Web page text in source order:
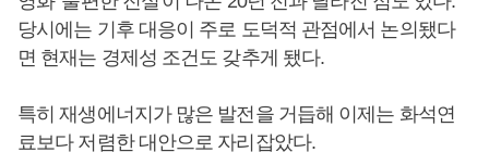
당시에는 기후 대응이 주로 도덕적 관점에서 논의됐다
면 현재는 경제성 조건도 갖추게 됐다.
특히 재생에너지가 많은 발전을 거듭해 이제는 화석연
료보다 저렴한 대안으로 자리잡았다.